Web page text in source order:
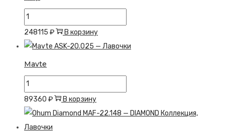
Количество
товара
Liep
248115 ₽ В корзину
Mavte
Количество
товара
Mavte
89360 ₽ В корзину